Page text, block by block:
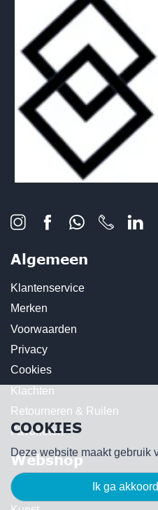
Algemeen
Klantenservice
Merken
Voorwaarden
Privacy
Cookies
Klachten
Retourneren & Ruilen
Favorieten
Webshop
Kaarsen
COOKIES
Deze website maakt gebruik
ik ga